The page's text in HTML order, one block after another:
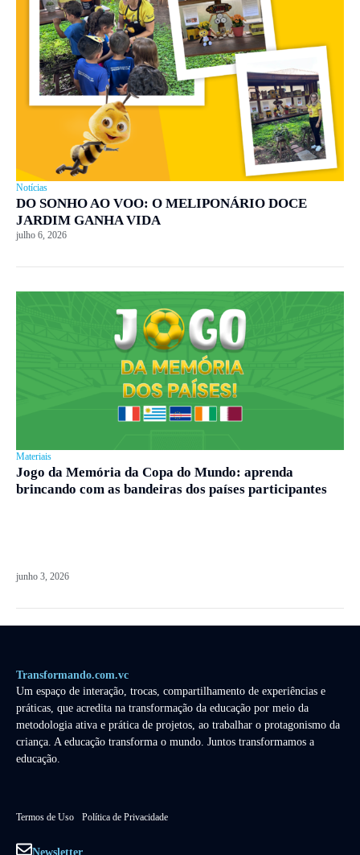
Notícias
DO SONHO AO VOO: O MELIPONÁRIO DOCE
JARDIM GANHA VIDA
julho 6, 2026
Materiais
Jogo da Memória da Copa do Mundo: aprenda
brincando com as bandeiras dos países participantes
junho 3, 2026
Transformando.com.vc
Um espaço de interação, trocas, compartilhamento de experiências e
práticas, que acredita na transformação da educação por meio da
metodologia ativa e prática de projetos, ao trabalhar o protagonismo da
criança. A educação transforma o mundo. Juntos transformamos a
educação.
Termos de Uso Política de Privacidade
Newsletter